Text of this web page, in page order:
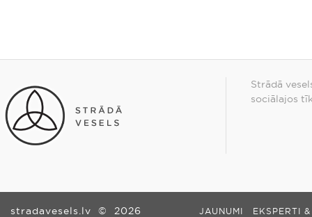
Strādā
sociālajos
stradavesels.lv © 2026 JAUNUMI EKSPERTI